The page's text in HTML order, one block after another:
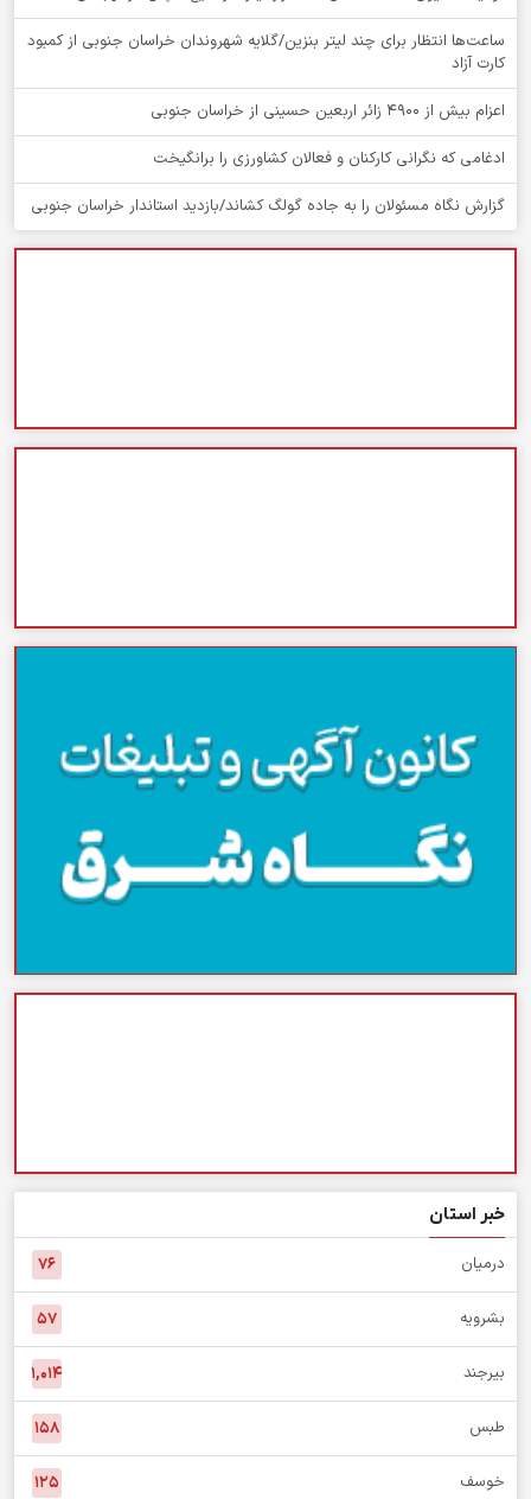
ساعت‌ها انتظار برای چند لیتر بنزین/گلایه شهروندان خراسان جنوبی از کمبود
کارت آزاد
اعزام بیش از 4900 زائر اربعین حسینی از خراسان جنوبی
ادغامی که نگرانی کارکنان و فعالان کشاورزی را برانگیخت
گزارش نگاه مسئولان را به جاده گولگ کشاند/بازدید استاندار خراسان جنوبی
خبر استان
درمیان ۷۶
بشرویه ۵۷
بیرجند ۱,۰۱۴
طبس ۱۵۸
خوسف ۱۲۵